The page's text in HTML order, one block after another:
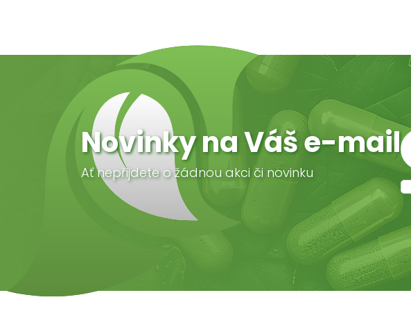
Novinky na Váš e-mail
Ať nepřijdete o žádnou akci či novinku